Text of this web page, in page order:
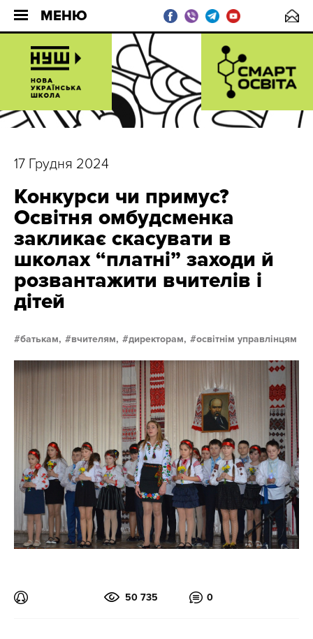
МЕНЮ
17 Грудня 2024
Конкурси чи примус?
Освітня омбудсменка
закликає скасувати в
школах “платні” заходи й
розвантажити вчителів і
дітей
батькам, вчителям, директорам, освітнім управлінцям
50 735 0